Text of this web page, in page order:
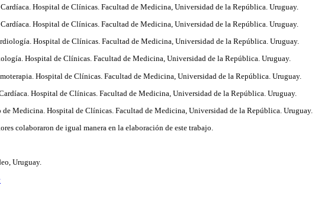
Hospital de Clínicas. Facultad de Medicina, Universidad de la República. Uruguay.
Hospital de Clínicas. Facultad de Medicina, Universidad de la República. Uruguay.
Hospital de Clínicas. Facultad de Medicina, Universidad de la República. Uruguay.
Hospital de Clínicas. Facultad de Medicina, Universidad de la República. Uruguay.
Hospital de Clínicas. Facultad de Medicina, Universidad de la República. Uruguay.
Hospital de Clínicas. Facultad de Medicina, Universidad de la República. Uruguay.
de Medicina. Hospital de Clínicas. Facultad de Medicina, Universidad de la República. Uruguay.
colaboraron de igual manera en la elaboración de este trabajo.
Uruguay.